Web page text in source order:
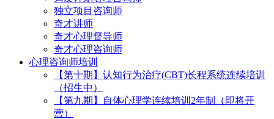
独立项目咨询师
奇才讲师
奇才心理督导师
奇才心理咨询师
心理咨询师培训
【第十期】认知行为治疗(CBT)长程系统连续培训
（招生中）
【第九期】自体心理学连续培训2年制（即将开
营）